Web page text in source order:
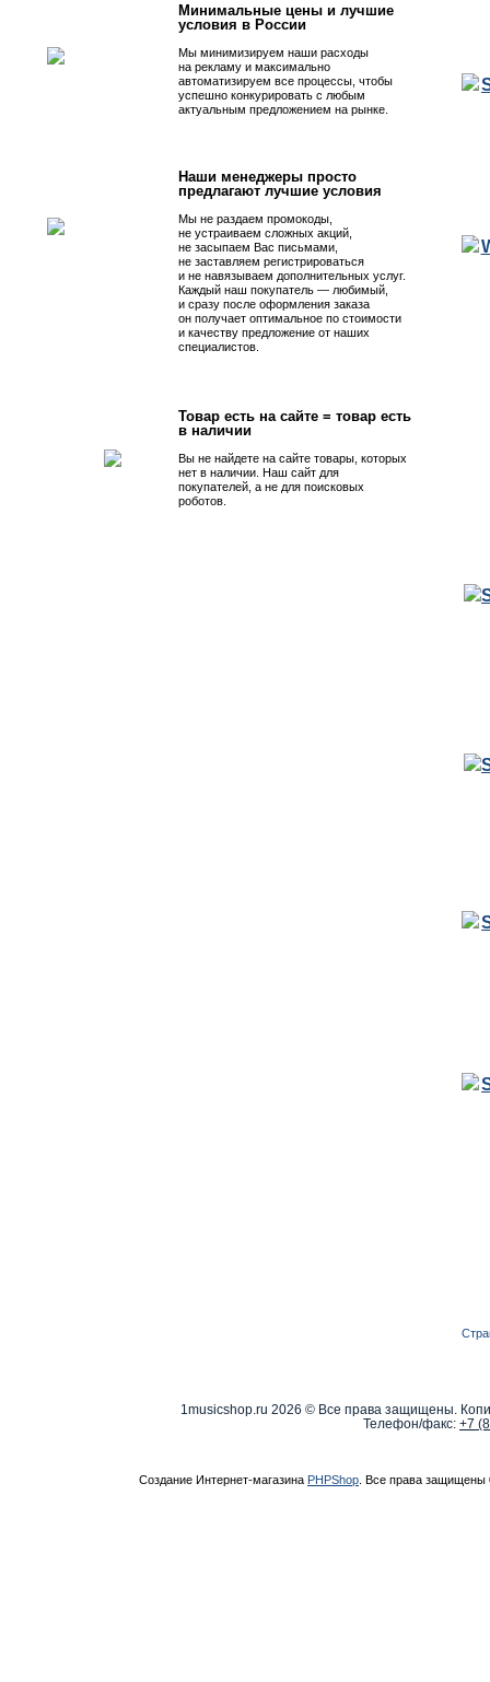
Минимальные цены и лучшие
условия в России
Мы минимизируем наши расходы
на рекламу и максимально
автоматизируем все процессы, чтобы
успешно конкурировать с любым
актуальным предложением на рынке.
Наши менеджеры просто
предлагают лучшие условия
Мы не раздаем промокоды,
не устраиваем сложных акций,
не засыпаем Вас письмами,
не заставляем регистрироваться
и не навязываем дополнительных услуг.
Каждый наш покупатель — любимый,
и сразу после оформления заказа
он получает оптимальное по стоимости
и качеству предложение от наших
специалистов.
Товар есть на сайте = товар есть
в наличии
Вы не найдете на сайте товары, которых
нет в наличии. Наш сайт для
покупателей, а не для поисковых
роботов.
1musicshop.ru 2026 © Все права защищены.
Телефон/факс: +7
Создание Интернет-магазина PHPShop . Все права защищены